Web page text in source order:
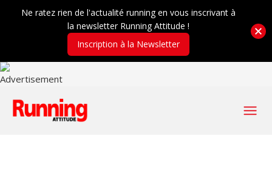
Ne ratez rien de l'actualité running en vous inscrivant à
la newsletter Running Attitude !
Inscription à la Newsletter